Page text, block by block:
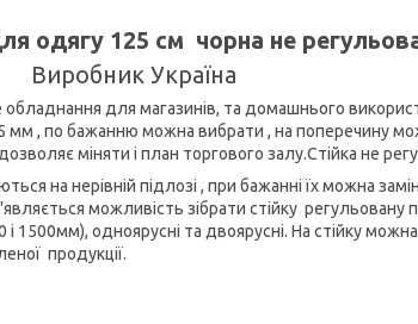
одягу 125 см чорна не
Виробник Україна
для магазинів, та домашнього
, по бажанню можна вибрати , на поперечину
міняти і план торгового залу.Стійка не
на нерівній підлозі , при бажанні їх можна
можливість зібрати стійку регульовану
і 1500мм), одноярусні та двоярусні. На стійку
продукції.